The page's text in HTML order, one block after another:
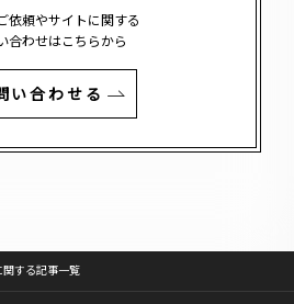
依頼やサイトに関する
合わせはこちらから
い合わせる
関する記事一覧